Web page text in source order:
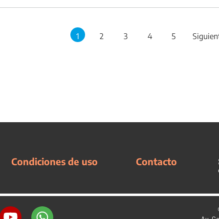
1 2 3 4 5
Condiciones de uso Contacto